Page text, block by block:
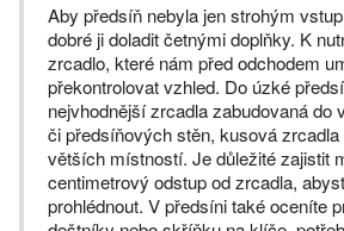
Aby předsíň nebyla jen strohým
dobré ji doladit četnými doplňky. K
zrcadlo, které nám před odchodem
překontrolovat vzhled. Do úzké
nejvhodnější zrcadla zabudovaná do
či předsíňových stěn, kusová zrcadla
větších místností. Je důležité zajistit
centimetrový odstup od zrcadla,
prohlédnout. V předsíni také oceníte